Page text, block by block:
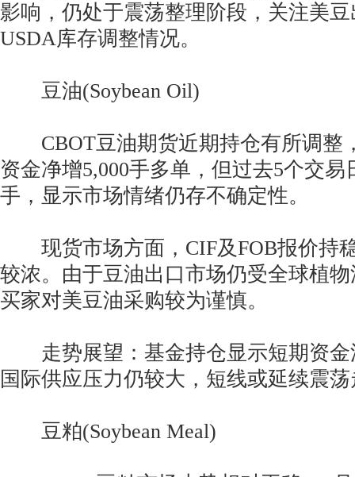
影响，仍处于震荡整理阶段，关注美
USDA库存调整情况。
豆油(Soybean Oil)
CBOT豆油期货近期持仓有所调整
资金净增5,000手多单，但过去5个交易
手，显示市场情绪仍存不确定性。
现货市场方面，CIF及FOB报价持
较浓。由于豆油出口市场仍受全球植
买家对美豆油采购较为谨慎。
走势展望：基金持仓显示短期资金
国际供应压力仍较大，短线或延续震
豆粕(Soybean Meal)